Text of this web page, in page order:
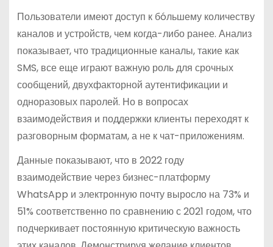
Пользователи имеют доступ к бóльшему количеству
каналов и устройств, чем когда-либо ранее. Анализ
показывает, что традиционные каналы, такие как
SMS, все еще играют важную роль для срочных
сообщений, двухфакторной аутентификации и
одноразовых паролей. Но в вопросах
взаимодействия и поддержки клиенты переходят к
разговорным форматам, а не к чат-приложениям.
Данные показывают, что в 2022 году
взаимодействие через бизнес-платформу
WhatsApp и электронную почту выросло на 73% и
51% соответственно по сравнению с 2021 годом, что
подчеркивает постоянную критическую важность